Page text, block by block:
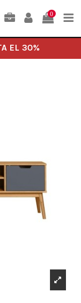
0
EL 30%